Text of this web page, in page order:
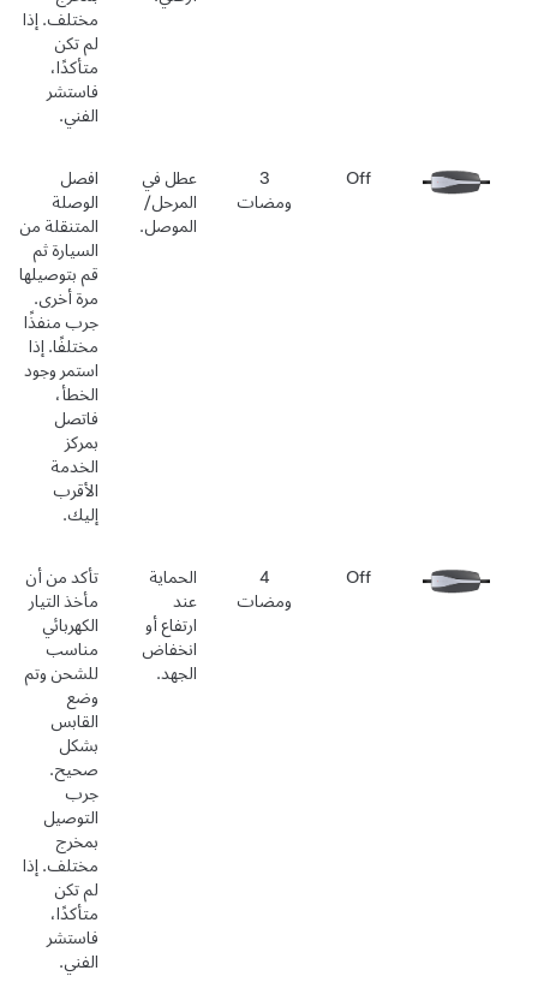
مختلف. إذا
لم تكن
متأكدًا،
فاستشر
الفني.
ومضات
عطل في
المرحل/
الموصل.
افصل
الوصلة
المتنقلة من
السيارة ثم
قم بتوصيلها
مرة أخرى.
جرب منفذًا
مختلفًا. إذا
استمر وجود
الخطأ،
فاتصل
بمركز
الخدمة
الأقرب
إليك.
ومضات
الحماية
ارتفاع أو
انخفاض
الجهد.
تأكد من أن
مأخذ التيار
الكهربائي
مناسب
للشحن وتم
وضع
القابس
بشكل
صحيح.
جرب
التوصيل
بمخرج
مختلف. إذا
لم تكن
متأكدًا،
فاستشر
الفني.